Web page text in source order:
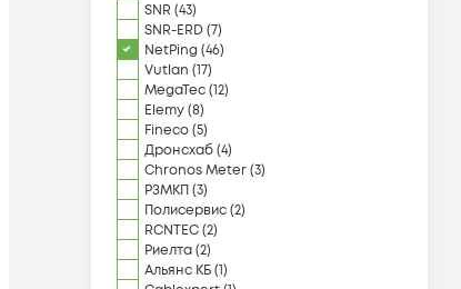
SNR (43)
SNR-ERD(7)
NetPing (46)
Vutlan (17)
MegaTec(12)
Elemy(8)
Fineco(5)
Дронсхаб(4)
Chronos Meter(3)
РЗМКП(3)
Полисервис(2)
RCNTEC(2)
Риелта(2)
Альянс КБ(1)